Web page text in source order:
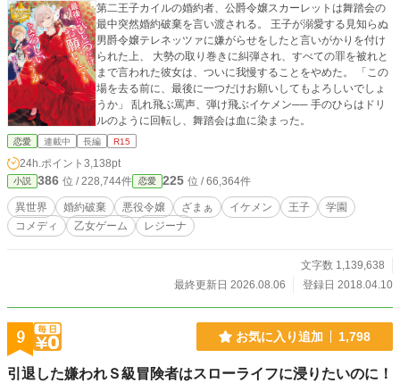
第二王子カイルの婚約者、公爵令嬢スカーレットは舞踏会の
最中突然婚約破棄を言い渡される。 王子が溺愛する見知らぬ
男爵令嬢テレネッツァに嫌がらせをしたと言いがかりを付け
られた上、 大勢の取り巻きに糾弾され、すべての罪を被れと
まで言われた彼女は、ついに我慢することをやめた。 「この
場を去る前に、最後に一つだけお願いしてもよろしいでしょ
うか」 乱れ飛ぶ罵声、弾け飛ぶイケメン── 手のひらはドリ
ルのように回転し、舞踏会は血に染まった。
恋愛 連載中 長編 R15
24h.ポイント 3,138pt
小説 386 位 / 228,744件 恋愛 225 位 / 66,364件
異世界 婚約破棄 悪役令嬢 ざまぁ イケメン 王子
学園
コメディ
乙女ゲーム レジーナ
文字数 1,139,638
最終更新日 2026.08.06
登録日 2018.04.10
9 お気に入り追加 1,798
引退した嫌われＳ級冒険者はスローライフに浸りたいのに！